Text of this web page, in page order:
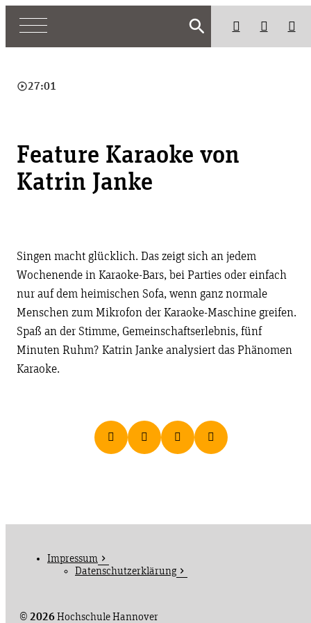
search
play_circle_outline27:01
Feature Karaoke von
Katrin Janke
Singen macht glücklich. Das zeigt sich an jedem
Wochenende in Karaoke-Bars, bei Parties oder einfach
nur auf dem heimischen Sofa, wenn ganz normale
Menschen zum Mikrofon der Karaoke-Maschine greifen.
Spaß an der Stimme, Gemeinschaftserlebnis, fünf
Minuten Ruhm? Katrin Janke analysiert das Phänomen
Karaoke.
© 2026Hochschule Hannover
Impressum
Datenschutzerklärung